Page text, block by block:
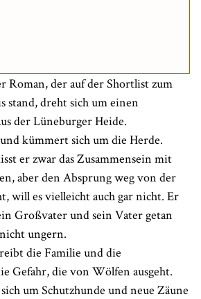
Roman, der auf der Shortlist zum
stand, dreht sich um einen
der Lüneburger Heide.
kümmert sich um die Herde.
er zwar das Zusammensein mit
aber den Absprung weg von der
will es vielleicht auch gar nicht. Er
Großvater und sein Vater getan
ungern.
die Familie und die
Gefahr, die von Wölfen ausgeht.
um Schutzhunde und neue Zäune